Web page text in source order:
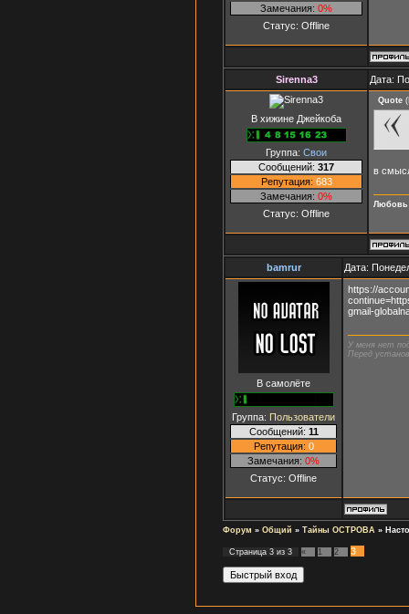
Замечания: 0%
Статус: Offline
Sirenna3 Дата:
В хижине Джейкоба
Группа: Свои
Сообщений: 317
Репутация: 683
Замечания: 0%
Статус: Offline
Quote (
в
Любовь
bamrur Дата:
В самолёте
Группа: Пользователи
Сообщений: 11
Репутация: 0
Замечания: 0%
Статус: Offline
https://
gmail-
У меня нет
Перед
Форум » Общий » Тайны ОСТРОВА »
Страница 3 из 3 « 1 2 3